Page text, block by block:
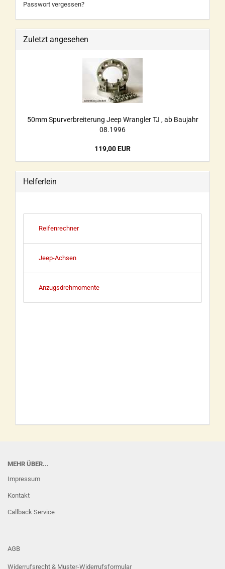
Passwort vergessen?
Zuletzt angesehen
50mm Spurverbreiterung Jeep Wrangler TJ , ab Baujahr
08.1996
119,00 EUR
Helferlein
Reifenrechner
Jeep-Achsen
Anzugsdrehmomente
MEHR ÜBER...
Impressum
Kontakt
Callback Service
AGB
Widerrufsrecht & Muster-Widerrufsformular